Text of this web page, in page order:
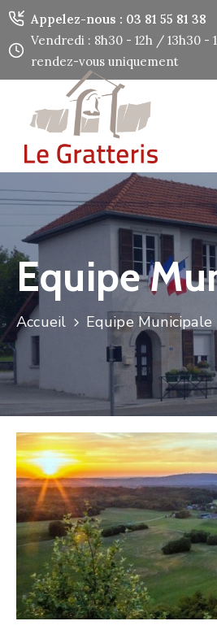
Appelez-nous : 03 81 55 81 38
Vendredi : 8h30 - 12h / 13h30 -
rendez-vous uniquement
Accueil
Découvrir
Mes
Mes
Services
Utiles
Contact
Equipe
Accueil Equipe Municipale
Panneau de gestion des cookies